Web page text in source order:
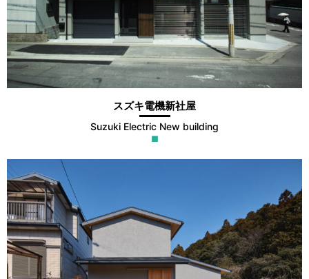
スズキ電機新社屋
Suzuki Electric New building
■